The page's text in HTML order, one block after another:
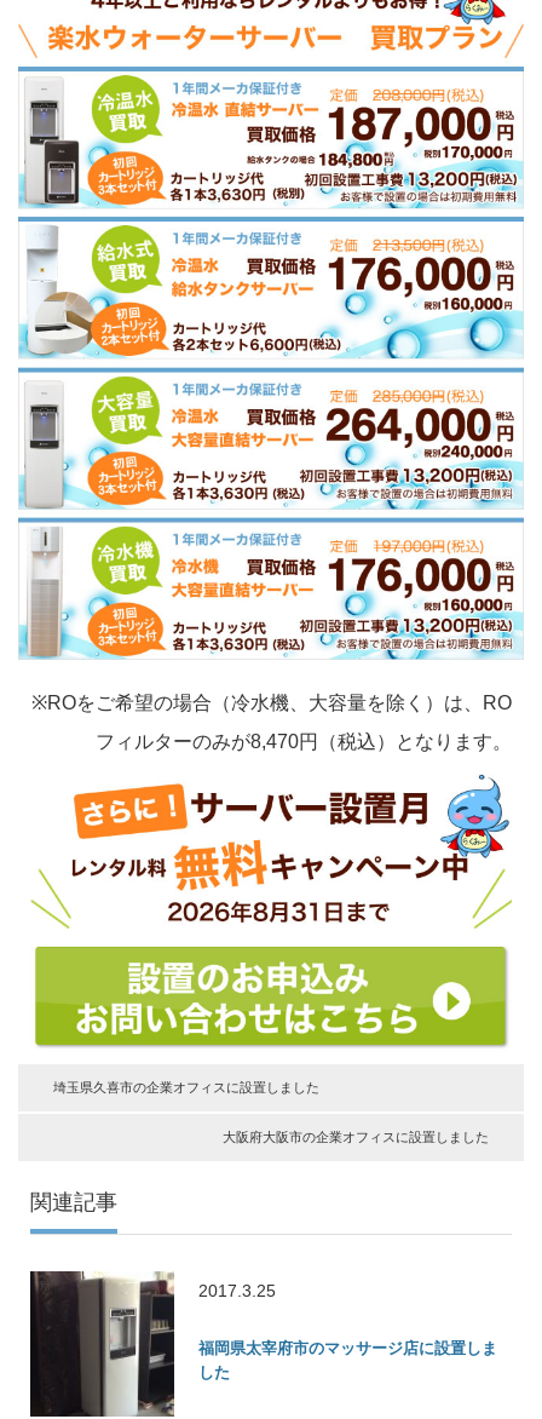
※ROをご希望の場合（冷水機、大容量を除く）は、RO
フィルターのみが8,470円（税込）となります。
埼玉県久喜市の企業オフィスに設置しました
大阪府大阪市の企業オフィスに設置しました
関連記事
2017.3.25
福岡県太宰府市のマッサージ店に設置しま
した